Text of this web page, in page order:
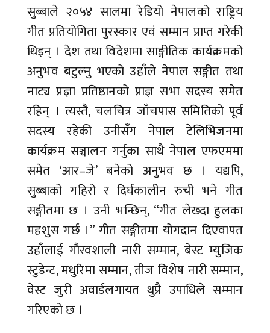
सुब्बाले २०५४ सालमा रेडियो नेपालको राष्ट्रिय
गीत प्रतियोगिता पुरस्कार एवं सम्मान प्राप्त गरेकी
थिइन् । देश तथा विदेशमा साङ्गीतिक कार्यक्रमको
अनुभव बटुल्नु भएको उहाँले नेपाल सङ्गीत तथा
नाट्य प्रज्ञा प्रतिष्ठानको प्राज्ञ सभा सदस्य समेत
रहिन् । त्यस्तै, चलचित्र जाँचपास समितिको पूर्व
सदस्य रहेकी उनीसँग नेपाल टेलिभिजनमा
कार्यक्रम सञ्चालन गर्नुका साथै नेपाल एफएममा
समेत ‘आर–जे’ बनेको अनुभव छ । यद्यपि,
सुब्बाको गहिरो र दिर्घकालीन रुची भने गीत
सङ्गीतमा छ । उनी भन्छिन्, “गीत लेख्दा हुलका
महशुस गर्छ ।” गीत सङ्गीतमा योगदान दिएवापत
उहाँलाई गौरवशाली नारी सम्मान, बेस्ट म्युजिक
स्टुडेन्ट, मधुरिमा सम्मान, तीज विशेष नारी सम्मान,
वेस्ट जुरी अवार्डलगायत थुप्रै उपाधिले सम्मान
गरिएको छ ।